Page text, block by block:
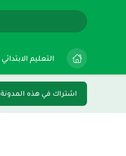
التعليم الابتدائي
اشتراك في هذه المدونة